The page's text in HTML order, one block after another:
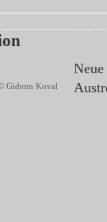
Gideon Koval